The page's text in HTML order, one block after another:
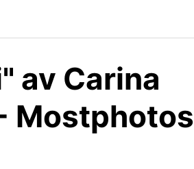
av Carina
Mostphotos